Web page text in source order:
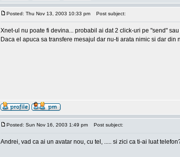
Posted: Thu Nov 13, 2003 10:33 pm Post subject:
Xnet-ul nu poate fi devina... probabil ai dat 2 click-uri pe "send"
Daca el apuca sa transfere mesajul dar nu-ti arata nimic si dar
Posted: Sun Nov 16, 2003 1:49 pm Post subject:
Andrei, vad ca ai un avatar nou, cu tel, ..... si zici ca ti-ai luat